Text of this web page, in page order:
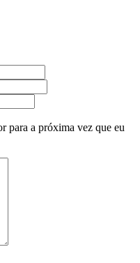
para a próxima vez que eu